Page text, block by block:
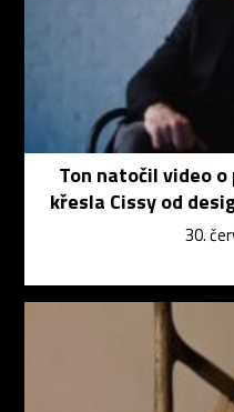
Ton natočil video
křesla Cissy od
30.